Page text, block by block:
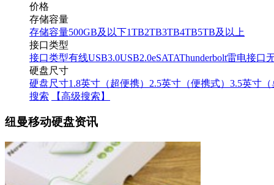
价格
存储容量
存储容量500GB及以下1TB2TB3TB4TB5TB及以上
接口类型
接口类型有线USB3.0USB2.0eSATAThunderbolt雷电接口
硬盘尺寸
硬盘尺寸1.8英寸（超便携） 2.5英寸（便携式） 3.5英寸（
搜索
【高级搜索】
纽曼移动硬盘资讯